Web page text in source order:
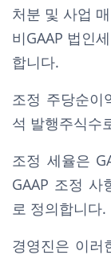
처분 및 사업
비GAAP 법인
합니다.
조정 주당순이
석 발행주식수
조정 세율은
GAAP 조정 사
로 정의합니다.
경영진은 이러